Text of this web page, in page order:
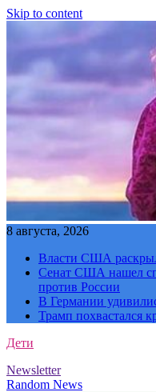
Skip to content
8 августа, 2026
Власти США
Сенат США нашел
против России
В Германии
Трамп похвастался
Дети
Newsletter
Random News